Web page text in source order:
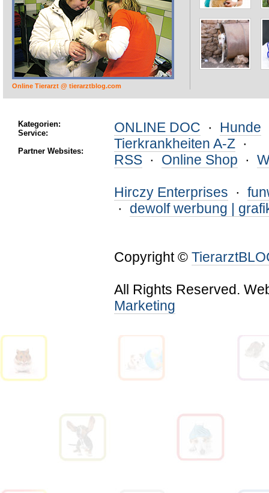
Online Tierarzt @ tierarztblog.com
Kategorien:
Service:
Partner Websites:
ONLINE DOC · Hunde
Tierkrankheiten A-Z ·
RSS · Online Shop ·
Hirczy Enterprises ·
· dewolf werbung |
Copyright ©
All Rights Reserved.
Marketing